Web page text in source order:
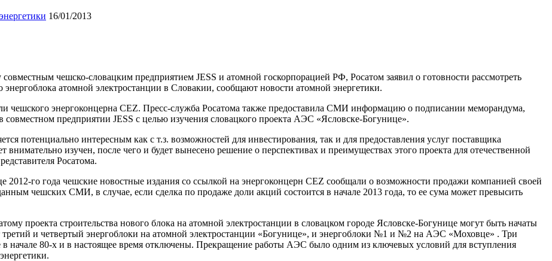
16/01/2013
чешско-словацким предприятием JESS и атомной госкорпорацией РФ, Росатом заявил о готовности рассмотреть
энергоблока атомной электростанции в Словакии, сообщают новости атомной энергетики.
чешского энергоконцерна CEZ. Пресс-служба Росатома также предоставила СМИ информацию о подписании меморандума,
предприятии JESS с целью изучения словацкого проекта АЭС «Ясловске-Богунице».
потенциально интересным как с т.з. возможностей для инвестирования, так и для предоставления услуг поставщика
изучен, после чего и будет вынесено решение о перспективах и преимуществах этого проекта для отечественной
Росатома.
2012-го года чешские новостные издания со ссылкой на энергоконцерн CEZ сообщали о возможности продажи компанией своей
чешских СМИ, в случае, если сделка по продаже доли акций состоится в начале 2013 года, то ее сума может превысить
проекта строительства нового блока на атомной электростанции в словацком городе Ясловске-Богунице могут быть начаты
и четвертый энергоблоки на атомной электростанции «Богунице», и энергоблоки №1 и №2 на АЭС «Моховце» . Три
начале 80-х и в настоящее время отключены. Прекращение работы АЭС было одним из ключевых условий для вступления